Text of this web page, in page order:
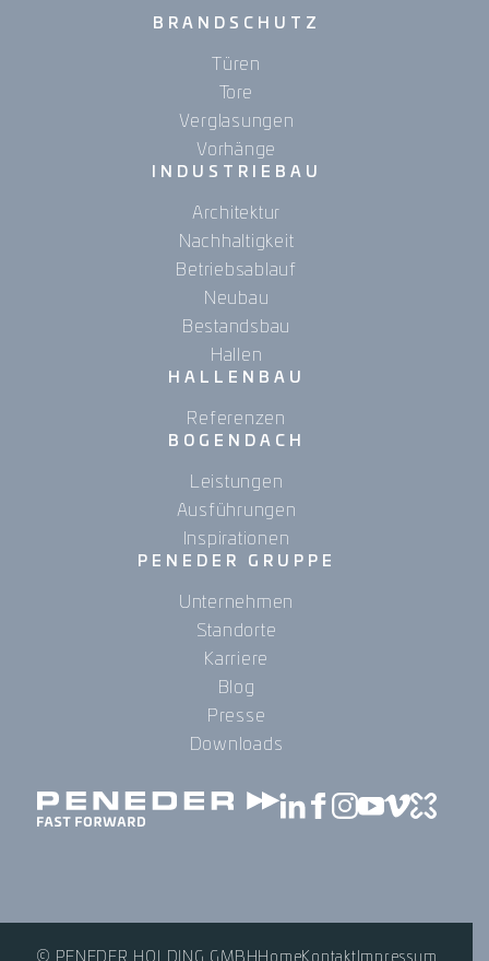
BRANDSCHUTZ
Türen
Tore
Verglasungen
Vorhänge
INDUSTRIEBAU
Architektur
Nachhaltigkeit
Betriebsablauf
Neubau
Bestandsbau
Hallen
HALLENBAU
Referenzen
BOGENDACH
Leistungen
Ausführungen
Inspirationen
PENEDER GRUPPE
Unternehmen
Standorte
Karriere
Blog
Presse
Downloads
© PENEDER HOLDING GMBHHomeKontakt Impressum